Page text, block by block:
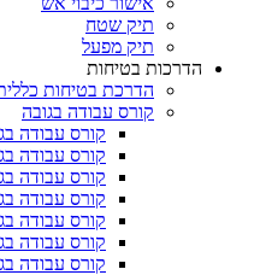
תיק שטח
תיק מפעל
הדרכות בטיחות
הדרכת בטיחות
קורס עבודה בגובה
קורס עבודה
קורס עבודה
קורס עבודה
קורס עבודה
קורס עבודה
קורס עבודה
קורס עבודה